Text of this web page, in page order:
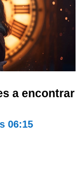
a encontrar
06:15